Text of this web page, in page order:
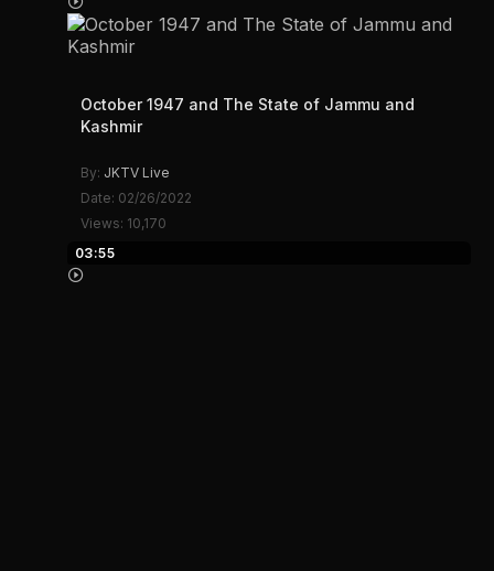
October 1947 and The State of Jammu and
Kashmir
By: JKTV Live
Date: 02/26/2022
Views: 10,170
03:55